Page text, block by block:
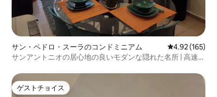
サン・ペドロ・スーラのコンドミニアム レビュー165
4.92 (165)
サンアントニオの居心地の良いモダンな隠れた名所 | 高速
ゲストチョイス
ゲストチョイス